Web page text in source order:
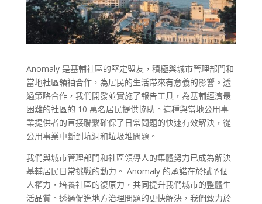
Anomaly 是基輔社區的堅定盟友，積極與城市管理部門和
當地社區領袖合作，為居民的生活帶來有意義的影響。透
過策略合作，我們開發並實施了報告工具，為基輔經濟最
困難的社區的 10 萬名居民提供協助。這種與當地公用事
業提供者的直接聯繫確保了日常問題的快速有效解決，從
公用事業中斷到坑洞和垃圾堆問題。
我們與城市管理部門和社區領導人的集體努力已成為解決
基輔居民日常挑戰的動力。 Anomaly 的承諾在於賦予個
人權力，培養社區的復原力，共同提升我們城市的整體生
活品質。透過促進地方治理問題的更快解決，我們致力於